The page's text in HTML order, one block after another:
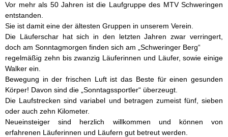
Vor mehr als 50 Jahren ist die Laufgruppe des MTV Schweringen
entstanden.
Sie ist damit eine der ältesten Gruppen in unserem Verein.
Die Läuferschar hat sich in den letzten Jahren zwar verringert,
doch am Sonntagmorgen finden sich am „Schweringer Berg“
regelmäßig zehn bis zwanzig Läuferinnen und Läufer, sowie einige
Walker ein.
Bewegung in der frischen Luft ist das Beste für einen gesunden
Körper! Davon sind die „Sonntagssportler“ überzeugt.
Die Laufstrecken sind variabel und betragen zumeist fünf, sieben
oder auch zehn Kilometer.
Neueinsteiger sind herzlich willkommen und können von
erfahrenen Läuferinnen und Läufern gut betreut werden.